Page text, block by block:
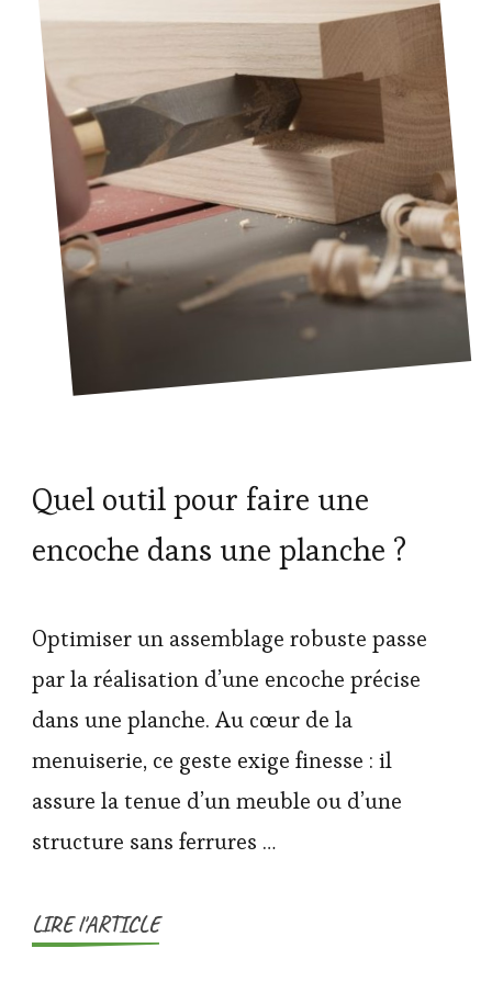
Quel outil pour faire une
encoche dans une planche ?
Optimiser un assemblage robuste passe
par la réalisation d’une encoche précise
dans une planche. Au cœur de la
menuiserie, ce geste exige finesse : il
assure la tenue d’un meuble ou d’une
structure sans ferrures …
LIRE l'ARTICLE